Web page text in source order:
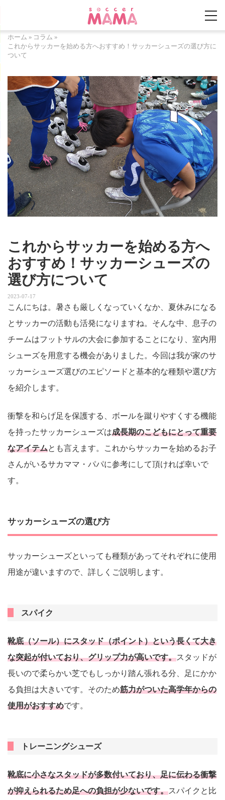
ホーム » コラム »
これからサッカーを始める方へおすすめ！サッカーシューズの選び方に
ついて
これからサッカーを始める方へ
おすすめ！サッカーシューズの
選び方について
2023-07-17
こんにちは。暑さも厳しくなっていくなか、夏休みになる
とサッカーの活動も活発になりますね。そんな中、息子の
チームはフットサルの大会に参加することになり、室内用
シューズを用意する機会がありました。今回は我が家のサ
ッカーシューズ選びのエピソードと基本的な種類や選び方
を紹介します。
衝撃を和らげ足を保護する、ボールを蹴りやすくする機能
を持ったサッカーシューズは成長期のこどもにとって重要
なアイテムとも言えます。これからサッカーを始めるお子
さんがいるサカママ・パパに参考にして頂ければ幸いで
す。
サッカーシューズの選び方
サッカーシューズといっても種類があってそれぞれに使用
用途が違いますので、詳しくご説明します。
スパイク
靴底（ソール）にスタッド（ポイント）という長くて大き
な突起が付いており、グリップ力が高いです。スタッドが
長いので柔らかい芝でもしっかり踏ん張れる分、足にかか
る負担は大きいです。そのため筋力がついた高学年からの
使用がおすすめです。
トレーニングシューズ
靴底に小さなスタッドが多数付いており、足に伝わる衝撃
が抑えられるため足への負担が少ないです。スパイクと比